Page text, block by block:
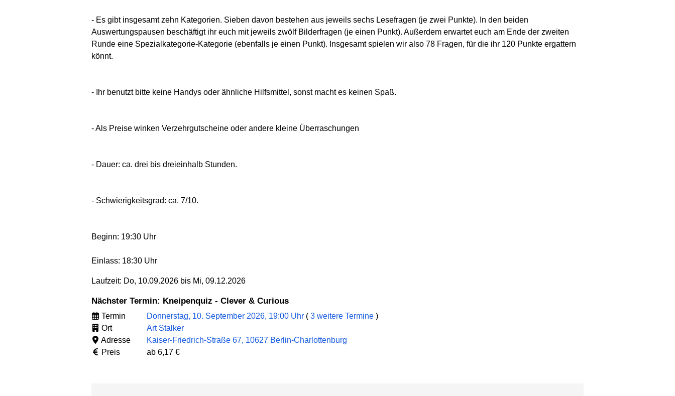
- Es gibt insgesamt zehn Kategorien. Sieben davon bestehen aus jeweils sechs Lesefragen (je zwei Punkte). In den beiden
Auswertungspausen beschäftigt ihr euch mit jeweils zwölf Bilderfragen (je einen Punkt). Außerdem erwartet euch am Ende der zweiten
Runde eine Spezialkategorie-Kategorie (ebenfalls je einen Punkt). Insgesamt spielen wir also 78 Fragen, für die ihr 120 Punkte ergattern
könnt.
- Ihr benutzt bitte keine Handys oder ähnliche Hilfsmittel, sonst macht es keinen Spaß.
- Als Preise winken Verzehrgutscheine oder andere kleine Überraschungen
- Dauer: ca. drei bis dreieinhalb Stunden.
- Schwierigkeitsgrad: ca. 7/10.
Beginn: 19:30 Uhr
Einlass: 18:30 Uhr
Laufzeit: Do, 10.09.2026 bis Mi, 09.12.2026
Nächster Termin: Kneipenquiz - Clever & Curious
Termin Donnerstag, 10. September 2026, 19:00 Uhr ( 3 weitere Termine )
Ort
Art Stalker
Adresse
Kaiser-Friedrich-Straße 67, 10627 Berlin-Charlottenburg
Preis
ab 6,17 €